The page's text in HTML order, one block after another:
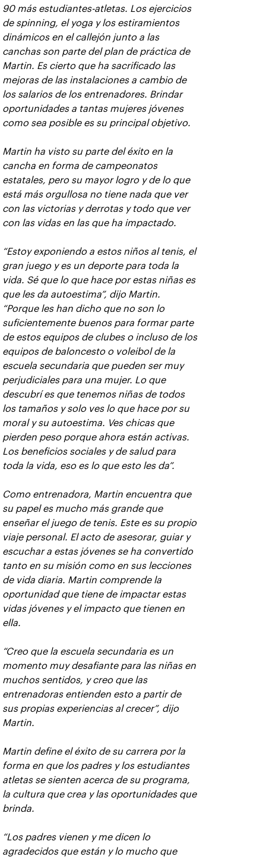
90 más estudiantes-atletas. Los ejercicios
de spinning, el yoga y los estiramientos
dinámicos en el callejón junto a las
canchas son parte del plan de práctica de
Martin. Es cierto que ha sacrificado las
mejoras de las instalaciones a cambio de
los salarios de los entrenadores. Brindar
oportunidades a tantas mujeres jóvenes
como sea posible es su principal objetivo.
Martin ha visto su parte del éxito en la
cancha en forma de campeonatos
estatales, pero su mayor logro y de lo que
está más orgullosa no tiene nada que ver
con las victorias y derrotas y todo que ver
con las vidas en las que ha impactado.
“Estoy exponiendo a estos niños al tenis, el
gran juego y es un deporte para toda la
vida. Sé que lo que hace por estas niñas es
que les da autoestima”, dijo Martin.
“Porque les han dicho que no son lo
suficientemente buenos para formar parte
de estos equipos de clubes o incluso de los
equipos de baloncesto o voleibol de la
escuela secundaria que pueden ser muy
perjudiciales para una mujer. Lo que
descubrí es que tenemos niñas de todos
los tamaños y solo ves lo que hace por su
moral y su autoestima. Ves chicas que
pierden peso porque ahora están activas.
Los beneficios sociales y de salud para
toda la vida, eso es lo que esto les da”.
Como entrenadora, Martin encuentra que
su papel es mucho más grande que
enseñar el juego de tenis. Este es su propio
viaje personal. El acto de asesorar, guiar y
escuchar a estas jóvenes se ha convertido
tanto en su misión como en sus lecciones
de vida diaria. Martin comprende la
oportunidad que tiene de impactar estas
vidas jóvenes y el impacto que tienen en
ella.
“Creo que la escuela secundaria es un
momento muy desafiante para las niñas en
muchos sentidos, y creo que las
entrenadoras entienden esto a partir de
sus propias experiencias al crecer”, dijo
Martin.
Martin define el éxito de su carrera por la
forma en que los padres y los estudiantes
atletas se sienten acerca de su programa,
la cultura que crea y las oportunidades que
brinda.
“Los padres vienen y me dicen lo
agradecidos que están y lo mucho que